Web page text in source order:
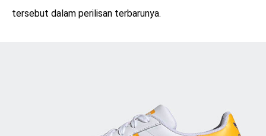
tersebut dalam perilisan terbarunya.